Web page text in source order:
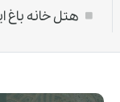
هتل خانه باغ